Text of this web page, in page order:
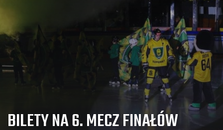
BILETY NA 6. MECZ FINAŁÓW